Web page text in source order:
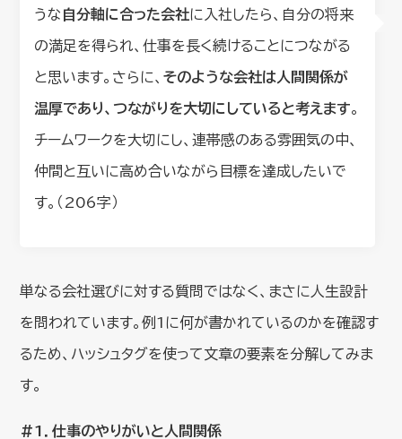
うな 自分軸に合った会社に入社したら、自分の将来
の満足を得られ、仕事を長く続けることにつながる
と思います。さらに、そのような会社は人間関係が
温厚であり、つながりを大切にしていると考えます。
チームワークを大切にし、連帯感のある雰囲気の中、
仲間と互いに高め合いながら目標を達成したいで
す。（206字）
単なる会社選びに対する質問ではなく、まさに人生設計
を問われています。例1に何が書かれているのかを確認す
るため、ハッシュタグを使って文章の要素を分解してみま
す。
#1．仕事のやりがいと人間関係